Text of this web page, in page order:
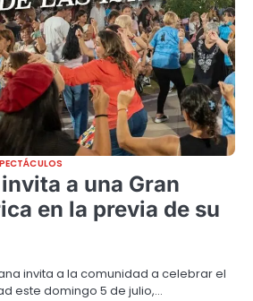
a una Gran
en la previa de su
invita a la comunidad a celebrar el
este domingo 5 de julio,…